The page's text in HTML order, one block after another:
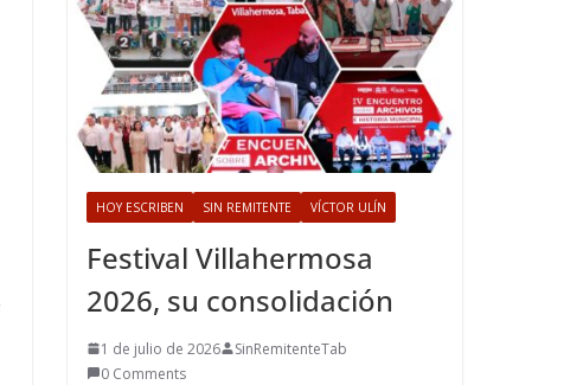
HOY ESCRIBEN SIN REMITENTE VÍCTOR ULÍN
Festival Villahermosa
2026, su consolidación
1 de julio de 2026
SinRemitenteTab
0 Comments